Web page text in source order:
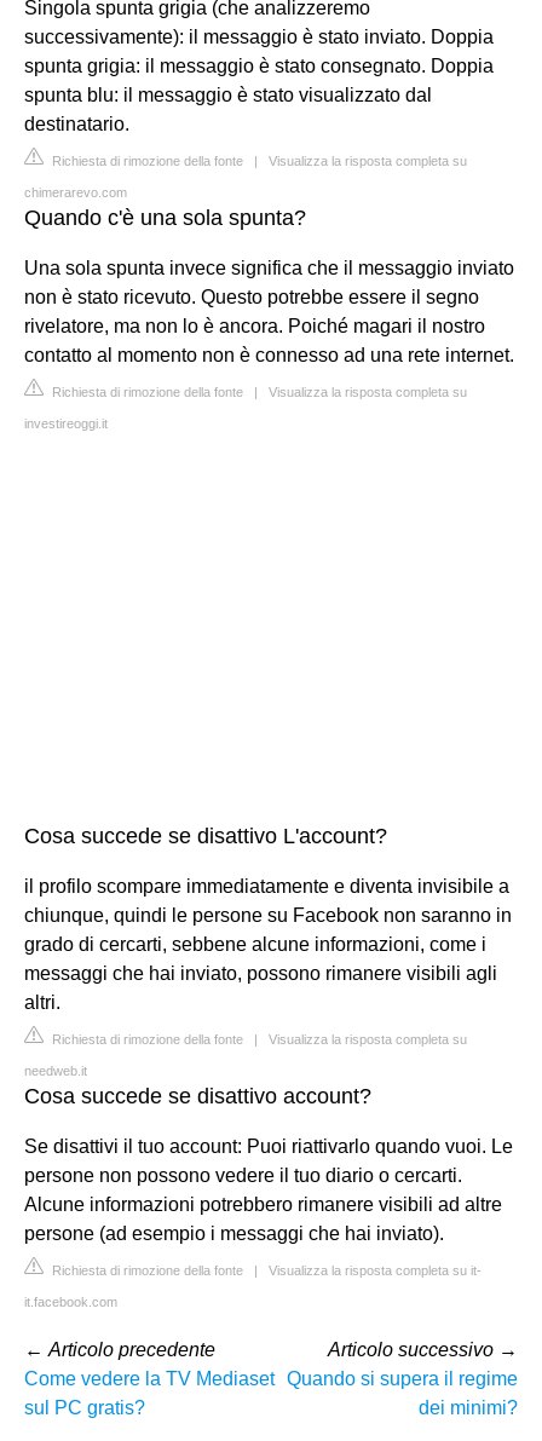
Singola spunta grigia (che analizzeremo
successivamente): il messaggio è stato inviato. Doppia
spunta grigia: il messaggio è stato consegnato. Doppia
spunta blu: il messaggio è stato visualizzato dal
destinatario.
Richiesta di rimozione della fonte | Visualizza la risposta completa su
chimerarevo.com
Quando c'è una sola spunta?
Una sola spunta invece significa che il messaggio inviato
non è stato ricevuto. Questo potrebbe essere il segno
rivelatore, ma non lo è ancora. Poiché magari il nostro
contatto al momento non è connesso ad una rete internet.
Richiesta di rimozione della fonte | Visualizza la risposta completa su
investireoggi.it
Cosa succede se disattivo L'account?
il profilo scompare immediatamente e diventa invisibile a
chiunque, quindi le persone su Facebook non saranno in
grado di cercarti, sebbene alcune informazioni, come i
messaggi che hai inviato, possono rimanere visibili agli
altri.
Richiesta di rimozione della fonte | Visualizza la risposta completa su
needweb.it
Cosa succede se disattivo account?
Se disattivi il tuo account: Puoi riattivarlo quando vuoi. Le
persone non possono vedere il tuo diario o cercarti.
Alcune informazioni potrebbero rimanere visibili ad altre
persone (ad esempio i messaggi che hai inviato).
Richiesta di rimozione della fonte | Visualizza la risposta completa su it-
it.facebook.com
← Articolo precedente
Come vedere la TV Mediaset
sul PC gratis?
Articolo successivo →
Quando si supera il regime
dei minimi?